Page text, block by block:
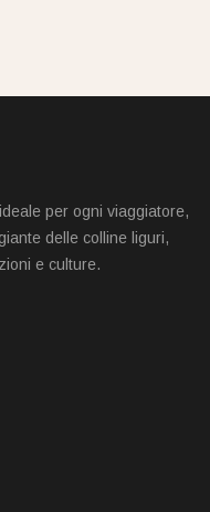
per ogni viaggiatore,
delle colline liguri,
e culture.